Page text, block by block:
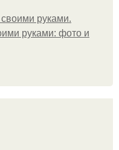
руками.
руками: фото и